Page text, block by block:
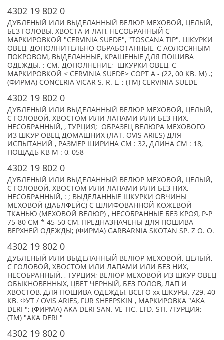
4302 19 802 0
ДУБЛЕНЫЙ ИЛИ ВЫДЕЛАННЫЙ ВЕЛЮР МЕХОВОЙ, ЦЕЛЫЙ,
БЕЗ ГОЛОВЫ, ХВОСТА И ЛАП, НЕСОБРАННЫЙ С
МАРКИРОВКОЙ "CERVINIA SUEDE", "TOSCANA TIP". ШКУРКИ
ОВЕЦ, ДОПОЛНИТЕЛЬНО ОБРАБОТАННЫЕ, С АОЛОСЯНЫМ
ПОКРОВОМ, ВЫДЕЛАННЫЕ, КРАШЕНЫЕ ДЛЯ ПОШИВА
ОДЕЖДЫ. : СМ. ДОПОЛНЕНИЕ; ШКУРКИ ОВЕЦ, С
МАРКИРОВКОЙ < CERVINIA SUEDE> СОРТ А - (22, 00 КВ. М) .;
(ФИРМА) CONCERIA VICAR S. R. L. ; (TM) CERVINIA SUEDE
4302 19 802 0
ДУБЛЕНЫЙ ИЛИ ВЫДЕЛАННЫЙ ВЕЛЮР МЕХОВОЙ, ЦЕЛЫЙ,
С ГОЛОВОЙ, ХВОСТОМ ИЛИ ЛАПАМИ ИЛИ БЕЗ НИХ,
НЕСОБРАННЫЙ, , ТУРЦИЯ; ОБРАЗЕЦ ВЕЛЮРА МЕХОВОГО
ИЗ ШКУР ОВЕЦ ДОМАШНИХ (ЛАТ. OVIS ARIES) ДЛЯ
ИСПЫТАНИЙ , РАЗМЕР ШИРИНА СМ : 32, ДЛИНА СМ : 18,
ПОЩАДЬ КВ М : 0, 058
4302 19 802 0
ДУБЛЕНЫЙ ИЛИ ВЫДЕЛАННЫЙ ВЕЛЮР МЕХОВОЙ, ЦЕЛЫЙ,
С ГОЛОВОЙ, ХВОСТОМ ИЛИ ЛАПАМИ ИЛИ БЕЗ НИХ,
НЕСОБРАННЫЙ, : ; ВЫДЕЛАННЫЕ ШКУРКИ ОВЧИНЫ
МЕХОВОЙ (ДАБЛФЕЙС) С ШЛИФОВАННОЙ КОЖЕВОЙ
ТКАНЬЮ (МЕХОВОЙ ВЕЛЮР) , НЕСОБРАННЫЕ БЕЗ КРОЯ, Р-Р
75-80 СМ * 45-50 СМ, ПРЕДНАЗНАЧЕНЫ ДЛЯ ПОШИВА
ВЕРХНЕЙ ОДЕЖДЫ; (ФИРМА) GARBARNIA SKOTAN SP. Z O. O.
4302 19 802 0
ДУБЛЕНЫЙ ИЛИ ВЫДЕЛАННЫЙ ВЕЛЮР МЕХОВОЙ, ЦЕЛЫЙ,
С ГОЛОВОЙ, ХВОСТОМ ИЛИ ЛАПАМИ ИЛИ БЕЗ НИХ,
НЕСОБРАННЫЙ, , ТУРЦИЯ; ВЕЛЮР МЕХОВОЙ ИЗ ШКУР ОВЕЦ
ОБЫКНОВЕННЫХ, ЦВЕТ ЧЕРНЫЙ, БЕЗ ГОЛОВ, ЛАП И
ХВОСТОВ, ДЛЯ ПОШИВА ОДЕЖДЫ, ВСЕГО xx ШКУРЫ, 729. 40
КВ. ФУТ / OVIS ARIES, FUR SHEEPSKIN , МАРКИРОВКА "AKA
DERI "; (ФИРМА) AKA DERI SAN. VE TIC. LTD. STI. /ТУРЦИЯ;
(TM) "AKA DERI "
4302 19 802 0